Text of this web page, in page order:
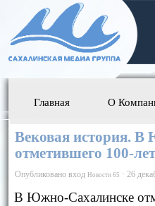
Главная О
Вековая история. В
отметившего 100-
Опубликовано вход Новости 65 · 26
В Южно-Сахалинске